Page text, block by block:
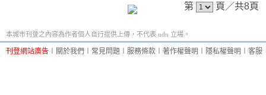
第 頁／共8
本城市刊登之內容為作者個人自行提供上傳，不代表 udn 立場。
刊登網站廣告 關於我們 常見問題 服務條款 著作權聲明 隱私權聲明 客服